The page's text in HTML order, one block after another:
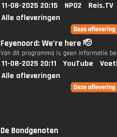
11-08-2025 20:15 NPO2
Reis.TV
Alle afleveringen
Feyenoord: We’re here 🫡
Van dit programma is geen informatie
11-08-2025 20:11 YouTube
Alle afleveringen
De Bondgenoten